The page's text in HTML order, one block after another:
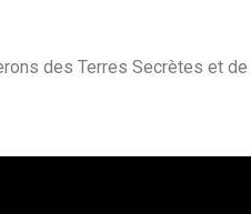
des Terres Secrètes et de